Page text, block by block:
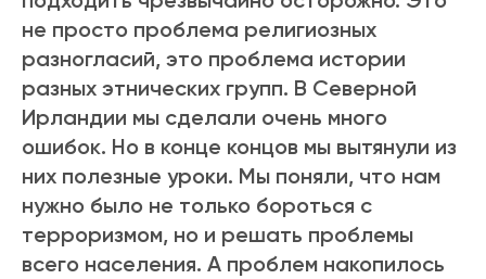
не просто проблема религиозных
разногласий, это проблема истории
разных этнических групп. В Северной
Ирландии мы сделали очень много
ошибок. Но в конце концов мы вытянули из
них полезные уроки. Мы поняли, что нам
нужно было не только бороться с
терроризмом, но и решать проблемы
всего населения. А проблем накопилось